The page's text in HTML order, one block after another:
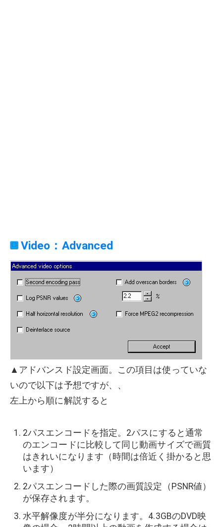
Video：Advanced
▲アドバンスド設定画面。この項目は使っていな
いので以下は予想ですが、、
左上から順に解説すると
2パスエンコードを指定。2パスにすると通常
のエンコードに比較して同じ動画サイズで画質
はきれいになります（時間は倍近く掛かると思
います）
2パスエンコードした際の画質設定（PSNR値）
が保存されます。
水平解像度が半分になります。4.3GBのDVD映